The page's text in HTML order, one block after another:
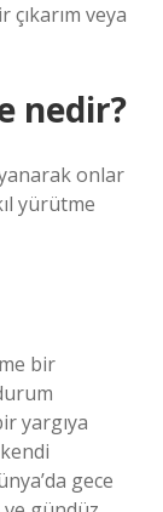
veya
nedir?
onlar
yürütme
bir
yargıya
gece